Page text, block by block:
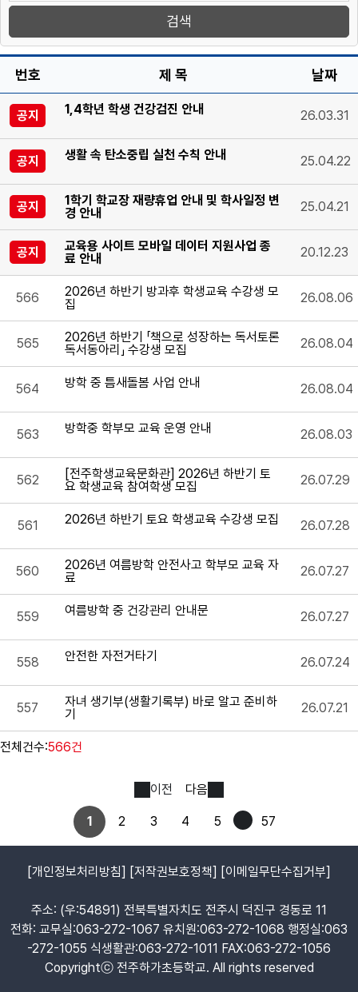
번호 제 목 날짜
공지 1,4학년 학생 건강검진 안내 26.03.31
공지 생활 속 탄소중립 실천 수칙 안내 25.04.22
공지
1학기 학교장 재량휴업 안내 및 학사일정 변
경 안내
25.04.21
공지
교육용 사이트 모바일 데이터 지원사업 종
료 안내
20.12.23
566
2026년 하반기 방과후 학생교육 수강생 모
집
26.08.06
565
2026년 하반기 「책으로 성장하는 독서토론
독서동아리」 수강생 모집
26.08.04
564 방학 중 틈새돌봄 사업 안내 26.08.04
563 방학중 학부모 교육 운영 안내 26.08.03
562
[전주학생교육문화관] 2026년 하반기 토
요 학생교육 참여학생 모집
26.07.29
561 2026년 하반기 토요 학생교육 수강생 모집 26.07.28
560
2026년 여름방학 안전사고 학부모 교육 자
료
26.07.27
559 여름방학 중 건강관리 안내문 26.07.27
558 안전한 자전거타기 26.07.24
557
자녀 생기부(생활기록부) 바로 알고 준비하
기
26.07.21
전체건수:566건
이전
1 2 3 4 5 57
다음
[개인정보처리방침] [저작권보호정책] [이메일무단수집거부]
주소: (우:54891) 전북특별자치도 전주시 덕진구 경동로 11
전화: 교무실:063-272-1067 유치원:063-272-1068 행정실:063
-272-1055 식생활관:063-272-1011 FAX:063-272-1056
Copyrightⓒ 전주하가초등학교. All rights reserved